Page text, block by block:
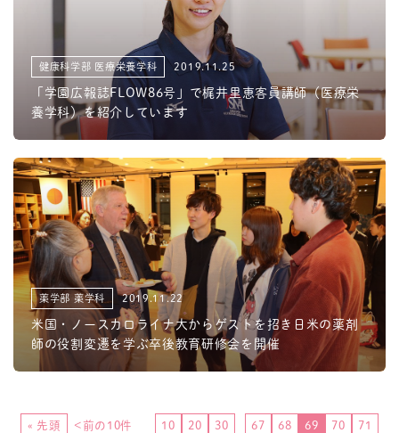
健康科学部 医療栄養学科 2019.11.25
「学園広報誌FLOW86号」で梶井里恵客員講師（医療栄
養学科）を紹介しています
薬学部 薬学科 2019.11.22
米国・ノースカロライナ大からゲストを招き日米の薬剤
師の役割変遷を学ぶ卒後教育研修会を開催
« 先頭 <前の10件 10 20 30 67 68 69 70
71